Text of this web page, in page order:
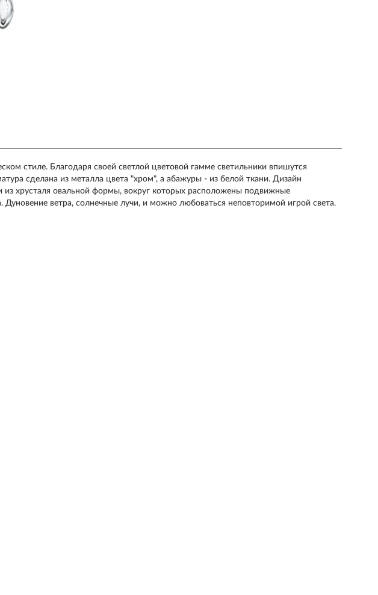
стиле. Благодаря своей светлой цветовой гамме светильники впишутся
сделана из металла цвета "хром", а абажуры - из белой ткани. Дизайн
из хрусталя овальной формы, вокруг которых расположены подвижные
Дуновение ветра, солнечные лучи, и можно любоваться неповторимой игрой света.